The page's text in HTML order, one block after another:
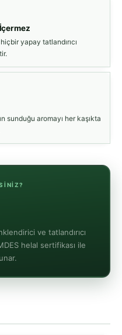
yapay tatlandırıcı
sunduğu aromayı her kaşıkta
ve tatlandırıcı
helal sertifikası ile